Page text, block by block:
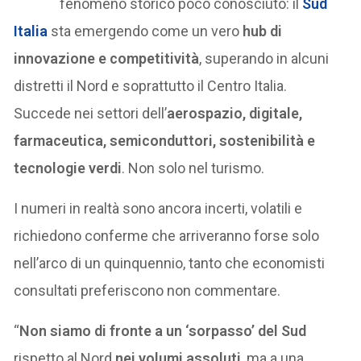
Italia sta emergendo come un vero hub di
innovazione e competitività, superando in alcuni
distretti il Nord e soprattutto il Centro Italia.
Succede nei settori dell’aerospazio, digitale,
farmaceutica, semiconduttori, sostenibilità e
tecnologie verdi. Non solo nel turismo.
I numeri in realtà sono ancora incerti, volatili e
richiedono conferme che arriveranno forse solo
nell’arco di un quinquennio, tanto che economisti
consultati preferiscono non commentare.
“Non siamo di fronte a un ‘sorpasso’ del Sud